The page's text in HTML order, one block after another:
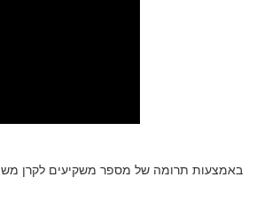
באמצעות תרומה של מספר משקיעים לקרן